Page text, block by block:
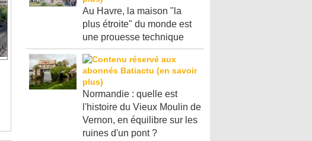
Au Havre, la maison "la
plus étroite" du monde est
une prouesse technique
Normandie : quelle est
l'histoire du Vieux Moulin de
Vernon, en équilibre sur les
ruines d'un pont ?